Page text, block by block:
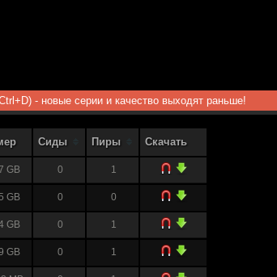
- новые серии и качество выходят раньше!
Сиды Пиры Скачать
GB 0 1
GB 0 0
GB 0 1
GB 0 1